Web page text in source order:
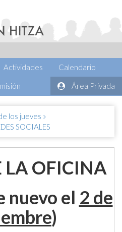
Actividades Calendario
Área Privada
los jueves »
SOCIALES
LA OFICINA
nuevo el 2 de
)